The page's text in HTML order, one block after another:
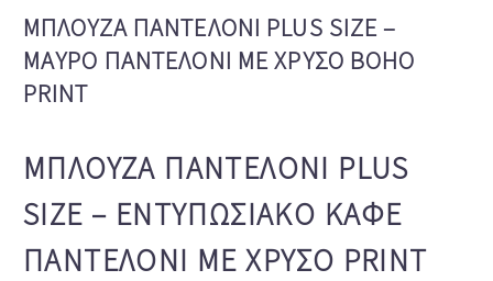
ΜΠΛΟΎΖΑ ΠΑΝΤΕΛΌΝΙ PLUS SIZE –
ΜΑΎΡΟ ΠΑΝΤΕΛΌΝΙ ΜΕ ΧΡΥΣΌ BOHO
PRINT
ΜΠΛΟΎΖΑ ΠΑΝΤΕΛΌΝΙ PLUS
SIZE – ΕΝΤΥΠΩΣΙΑΚΌ ΚΑΦΈ
ΠΑΝΤΕΛΌΝΙ ΜΕ ΧΡΥΣΌ PRINT